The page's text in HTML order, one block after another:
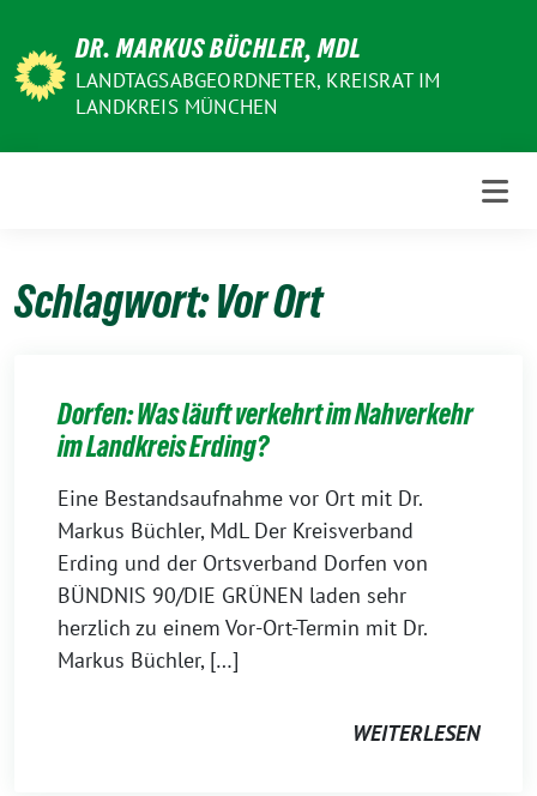
zum
Inhalt
DR. MARKUS BÜCHLER, MDL
LANDTAGSABGEORDNETER, KREISRAT IM
LANDKREIS MÜNCHEN
Schlagwort:Vor Ort
Dorfen: Was läuft verkehrt im Nahverkehr
im Landkreis Erding?
Eine Bestandsaufnahme vor Ort mit Dr.
Markus Büchler, MdL Der Kreisverband
Erding und der Ortsverband Dorfen von
BÜNDNIS 90/DIE GRÜNEN laden sehr
herzlich zu einem Vor-Ort-Termin mit Dr.
Markus Büchler, […]
WEITERLESEN